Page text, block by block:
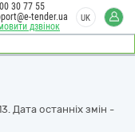
дзвінок
30 77 55
tender.ua
UK
Дата останніх змін -